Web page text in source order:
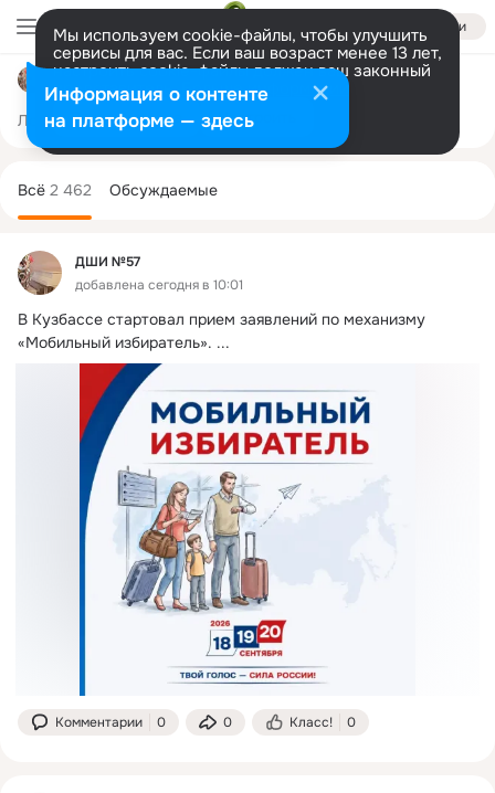
Войти
Мы используем cookie-файлы, чтобы улучшить
сервисы для вас. Если ваш возраст менее 13 лет,
настроить cookie-файлы должен ваш законный
представитель. Больше информации
Разрешить все Настроить
Лента Участники 210 Темы 2.4K
ДШИ №57
добавлена сегодня в 10:01
В Кузбассе стартовал прием заявлений по механизму
«Мобильный избиратель». ...
Комментарии 0 0 Класс! 0
колонка
Всё 2 462 Обсуждаемые
Информация о контенте
на платформе — здесь